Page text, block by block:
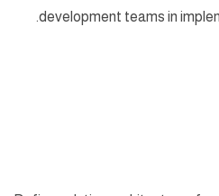
development teams in